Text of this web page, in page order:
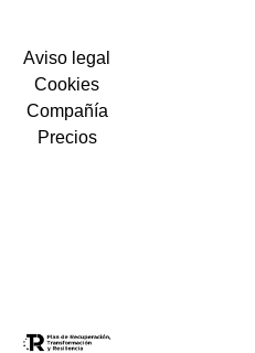
Aviso legal
Cookies
Compañía
Precios